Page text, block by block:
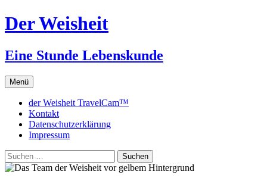
Zum
Inhalt
Der Weisheit
Eine Stunde Lebenskunde
Menü
der Weisheit TravelCam™
Kontakt
Datenschutzerklärung
Impressum
Suchen
nach: